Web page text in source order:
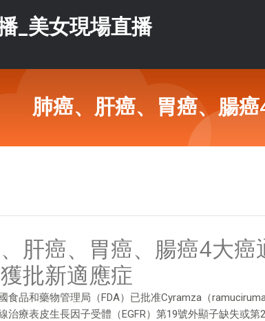
_美女現場直播
肺癌、肝癌、胃癌、腸
肝癌、胃癌、腸癌4大
批新適應症
食品和藥物管理局（FDA）已批准Cyramza（
治療表皮生長因子受體（EGFR）第19號外顯子缺失或